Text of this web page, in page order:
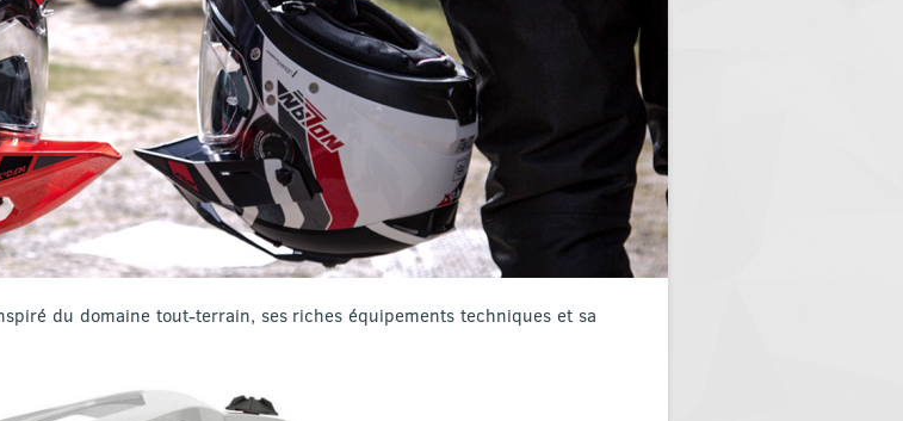
du domaine tout-terrain, ses riches équipements techniques et sa